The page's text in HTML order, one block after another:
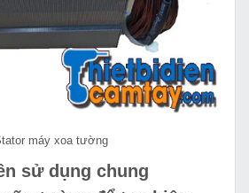
máy xoa tường
sử dụng chung